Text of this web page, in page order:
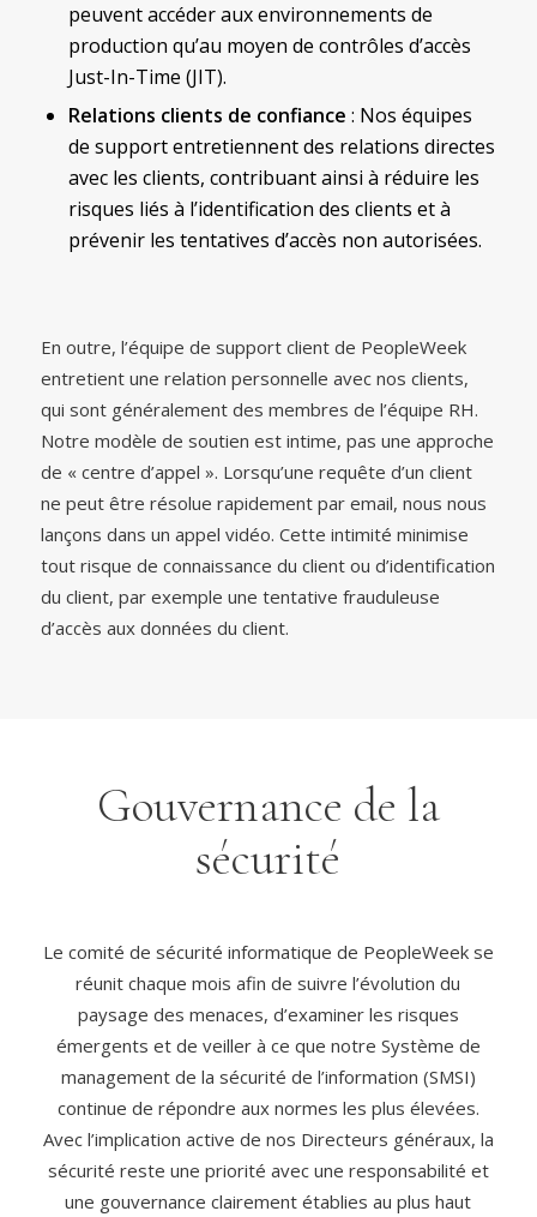
peuvent accéder aux environnements de
production qu’au moyen de contrôles d’accès
Just-In-Time (JIT).
Relations clients de confiance : Nos équipes
de support entretiennent des relations directes
avec les clients, contribuant ainsi à réduire les
risques liés à l’identification des clients et à
prévenir les tentatives d’accès non autorisées.
En outre, l’équipe de support client de PeopleWeek
entretient une relation personnelle avec nos clients,
qui sont généralement des membres de l’équipe RH.
Notre modèle de soutien est intime, pas une approche
de « centre d’appel ». Lorsqu’une requête d’un client
ne peut être résolue rapidement par email, nous nous
lançons dans un appel vidéo. Cette intimité minimise
tout risque de connaissance du client ou d’identification
du client, par exemple une tentative frauduleuse
d’accès aux données du client.
Gouvernance de la
sécurité
Le comité de sécurité informatique de PeopleWeek se
réunit chaque mois afin de suivre l’évolution du
paysage des menaces, d’examiner les risques
émergents et de veiller à ce que notre Système de
management de la sécurité de l’information (SMSI)
continue de répondre aux normes les plus élevées.
Avec l’implication active de nos Directeurs généraux, la
sécurité reste une priorité avec une responsabilité et
une gouvernance clairement établies au plus haut